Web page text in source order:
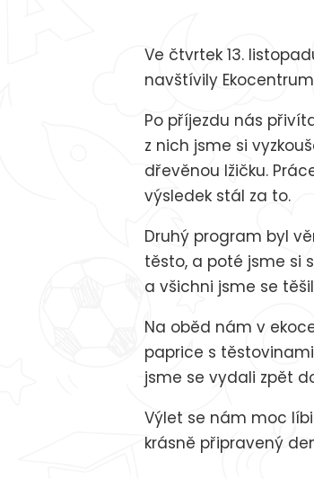
Ve čtvrtek 13.
navštívily
Po příjezdu nás
z nich jsme si
dřevěnou lžičku.
výsledek stál za to.
Druhý program byl
těsto, a poté jsme si
a všichni jsme se
Na oběd nám v
paprice s
jsme se vydali zpět
Výlet se nám moc
krásně připravený